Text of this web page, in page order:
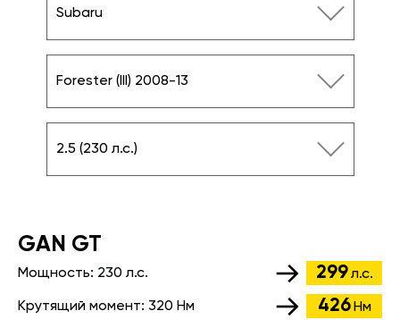
Subaru
Forester (III) 2008-13
2.5 (230 л.с.)
GАN GT
Мощность: 230 л.с. 299 л.с.
Крутящий момент: 320 Нм 426 Нм